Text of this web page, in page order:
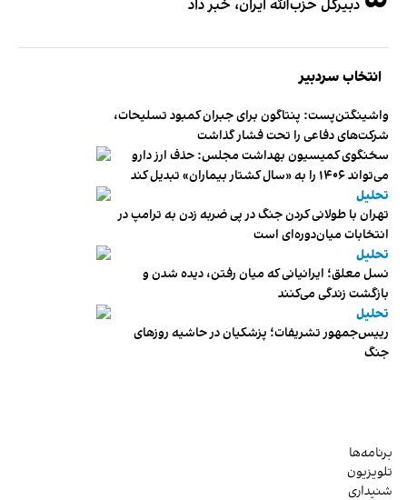
دبیر‌کل حزب‌الله ایران، خبر داد
انتخاب سردبیر
واشینگتن‌پست: پنتاگون برای جبران کمبود تسلیحات،
شرکت‌های دفاعی را تحت فشار گذاشت
سخنگوی کمیسیون بهداشت مجلس: حذف ارز دارو
می‌تواند ۱۴۰۶ را به «سال کشتار بیماران» تبدیل کند
تحلیل
تهران با طولانی کردن جنگ در پی ضربه زدن به ترامپ در
انتخابات میان‌دوره‌ای است
تحلیل
نسل معلق؛ ایرانیانی که میان رفتن، دیده شدن و
بازگشت زندگی می‌کنند
تحلیل
رییس‌جمهور تشریفات؛ پزشکیان در حاشیه روزهای
جنگ
برنامه‌ها
تلویزیون
شنیداری